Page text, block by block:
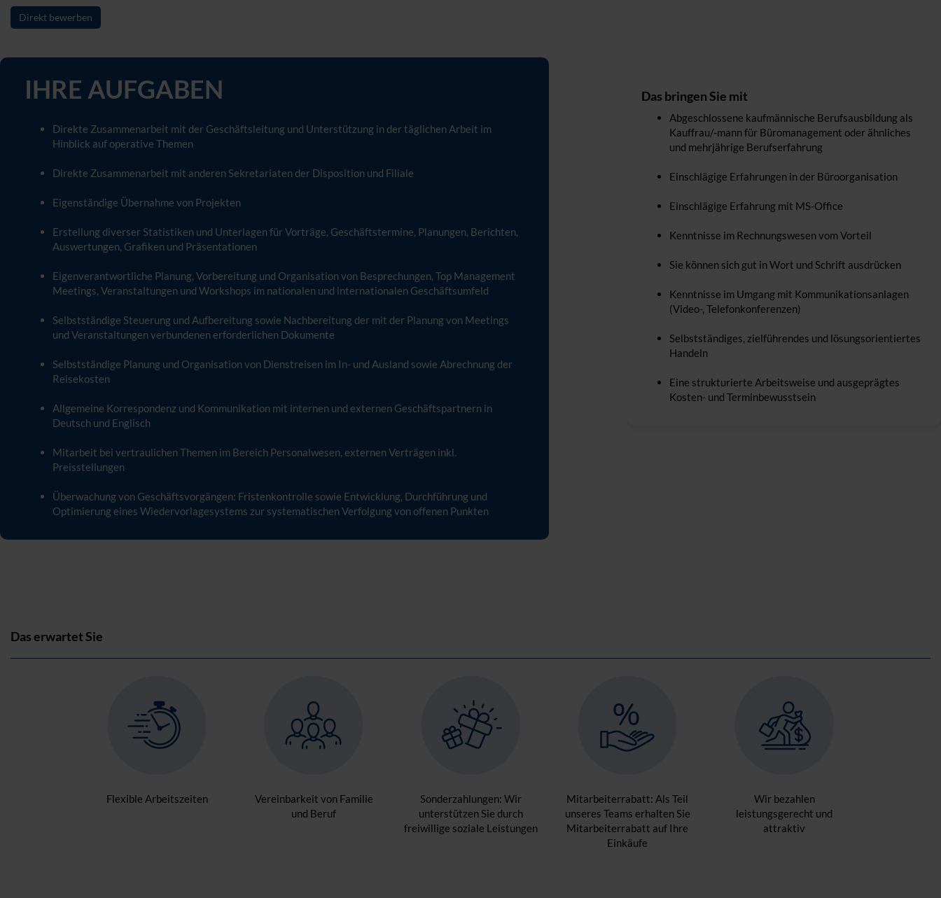
Direkt bewerben
IHRE AUFGABEN
Direkte Zusammenarbeit mit der Geschäftsleitung und Unterstützung in der täglichen Arbeit im
Hinblick auf operative Themen
Direkte Zusammenarbeit mit anderen Sekretariaten der Disposition und Filiale
Eigenständige Übernahme von Projekten
Erstellung diverser Statistiken und Unterlagen für Vorträge, Geschäftstermine, Planungen, Berichten,
Auswertungen, Grafiken und Präsentationen
Eigenverantwortliche Planung, Vorbereitung und Organisation von Besprechungen, Top Management
Meetings, Veranstaltungen und Workshops im nationalen und internationalen Geschäftsumfeld
Selbstständige Steuerung und Aufbereitung sowie Nachbereitung der mit der Planung von Meetings
und Veranstaltungen verbundenen erforderlichen Dokumente
Selbstständige Planung und Organisation von Dienstreisen im In- und Ausland sowie Abrechnung der
Reisekosten
Allgemeine Korrespondenz und Kommunikation mit internen und externen Geschäftspartnern in
Deutsch und Englisch
Mitarbeit bei vertraulichen Themen im Bereich Personalwesen, externen Verträgen inkl.
Preisstellungen
Überwachung von Geschäftsvorgängen: Fristenkontrolle sowie Entwicklung, Durchführung und
Optimierung eines Wiedervorlagesystems zur systematischen Verfolgung von offenen Punkten
Das bringen Sie mit
Abgeschlossene kaufmännische Berufsausbildung als
Kauffrau/-mann für Büromanagement oder ähnliches
und mehrjährige Berufserfahrung
Einschlägige Erfahrungen in der Büroorganisation
Einschlägige Erfahrung mit MS-Office
Kenntnisse im Rechnungswesen vom Vorteil
Sie können sich gut in Wort und Schrift ausdrücken
Kenntnisse im Umgang mit Kommunikationsanlagen
(Video-, Telefonkonferenzen)
Selbstständiges, zielführendes und lösungsorientiertes
Handeln
Eine strukturierte Arbeitsweise und ausgeprägtes
Kosten- und Terminbewusstsein
Das erwartet Sie
Flexible Arbeitszeiten
Vereinbarkeit von Familie
und Beruf
Sonderzahlungen: Wir
unterstützen Sie durch
freiwillige soziale Leistungen
Mitarbeiterrabatt: Als Teil
unseres Teams erhalten Sie
Mitarbeiterrabatt auf Ihre
Einkäufe
Wir bezahlen
leistungsgerecht und
attraktiv